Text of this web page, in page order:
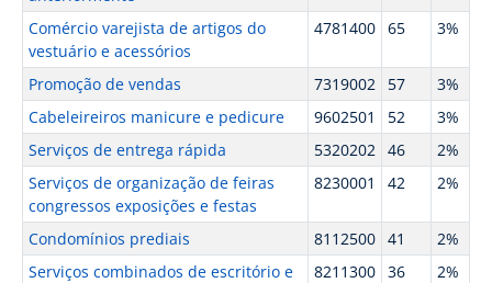
Comércio varejista de artigos do
vestuário e acessórios
4781400 65 3%
Promoção de vendas 7319002 57
3%
Cabeleireiros manicure e pedicure
9602501 52
3%
Serviços de entrega rápida
5320202 46
2%
Serviços de organização de feiras
congressos exposições e festas
8230001 42 2%
Condomínios prediais 8112500 41
2%
Serviços combinados de escritório e
8211300 36 2%